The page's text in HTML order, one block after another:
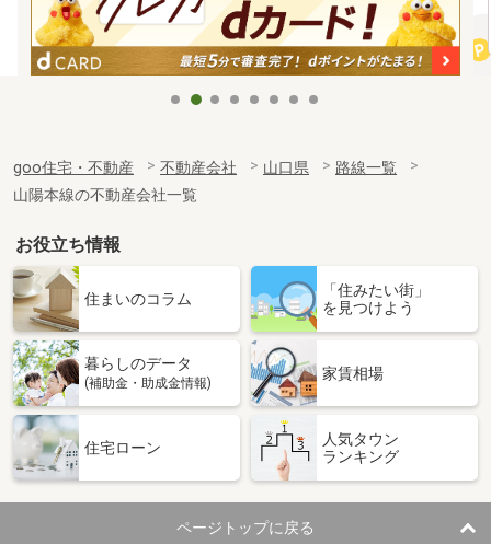
goo住宅・不動産 不動産会社 山口県
路線一覧
山陽本線の不動産会社一覧
お役立ち情報
住まいのコラム
「住みたい街」
を見つけよう
暮らしのデータ
(補助金・助成金情報)
家賃相場
住宅ローン
人気タウン
ランキング
ページトップに戻る